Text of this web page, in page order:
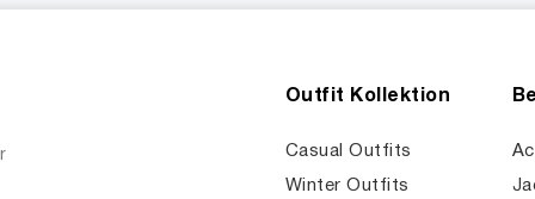
Outfit Kollektion
Casual Outfits
Winter Outfits